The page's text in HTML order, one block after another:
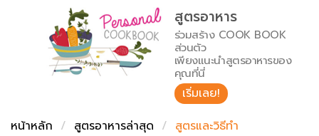
เปรียบเทียบหน่วยการตวง
เปรียบเทียบอุณหภูมิ
เปรียบเทียบน้ำหนักวัตถุดิบ
สร้าง Cookbook
สูตรอาหาร
ร่วมสร้าง COOK BOOK
ส่วนตัว
เพียงแนะนำสูตรอาหารของ
คุณที่นี่
เริ่มเลย!
หน้าหลัก
สูตรอาหารล่าสุด สูตรและวิธีทำ